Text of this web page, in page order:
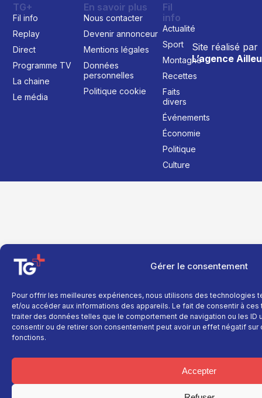
Gérer le consentement
Pour offrir les meilleures expériences, nous utilisons des technologies
et/ou accéder aux informations des appareils. Le fait de consentir à
traiter des données telles que le comportement de navigation ou les ID
consentir ou de retirer son consentement peut avoir un effet négatif
fonctions.
Accepter
Site réalisé par
L’agence
TG+
Fil info
Replay
Direct
Programme TV
La chaine
Le média
En savoir plus
Nous contacter
Devenir annonceur
Mentions légales
Données
personnelles
Politique cookie
Fil
info
Actualité
Sport
Montagne
Recettes
Faits
divers
Événements
Économie
Politique
Culture